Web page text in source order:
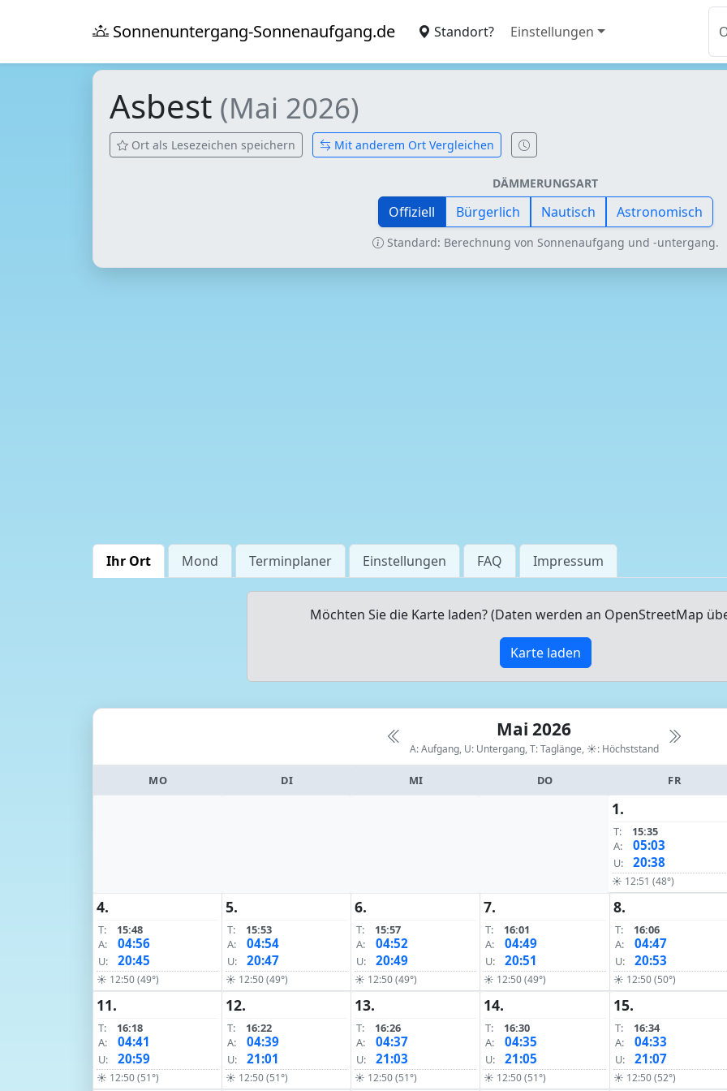
Sonnenuntergang-Sonnenaufgang.de Standort? Einstellungen
Asbest (Mai 2026)
Ort als Lesezeichen speichern Mit anderem Ort Vergleichen
DÄMMERUNGSART
Offiziell Bürgerlich Nautisch Astronomisch
Standard: Berechnung von Sonnenaufgang und -untergang.
Ihr Ort Mond Terminplaner Einstellungen FAQ Impressum
Möchten Sie die Karte laden? (Daten werden an OpenStreetMap
Karte laden
Mai 2026
A: Aufgang, U: Untergang, T: Taglänge, ☀: Höchststand
MO DI MI DO FR
1.
T:
15:35
A:
05:03
U: 20:38
☀ 12:51 (48°)
4.
T:
15:48
A:
04:56
U: 20:45
☀ 12:50 (49°)
5.
T:
15:53
A:
04:54
U: 20:47
☀ 12:50 (49°)
6.
T:
15:57
A:
04:52
U: 20:49
☀ 12:50 (49°)
7.
T:
16:01
A:
04:49
U: 20:51
☀ 12:50 (49°)
8.
T:
16:06
A:
04:47
U: 20:53
☀ 12:50 (50°)
11.
T:
16:18
A:
04:41
U: 20:59
☀ 12:50 (51°)
12.
T:
16:22
A:
04:39
U: 21:01
☀ 12:50 (51°)
13.
T:
16:26
A:
04:37
U: 21:03
☀ 12:50 (51°)
14.
T:
16:30
A:
04:35
U: 21:05
☀ 12:50 (51°)
15.
T:
16:34
A:
04:33
U: 21:07
☀ 12:50 (52°)